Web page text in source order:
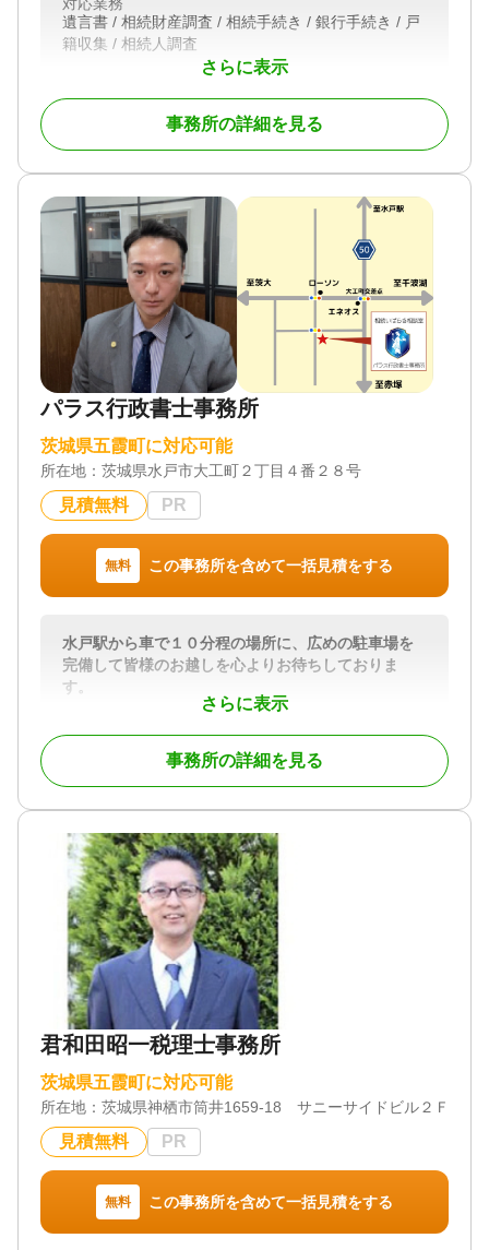
理業務を含む相続手続き全般をワンストップでサポ
ート。
相続税の申告が必要な場合は税理士と、相続人間の
話し合いが難航した場合は弁護士と連携し、お客様
が複数の専門家を探し回る手間も省きます。
まずはお気軽にご相談ください。
対応地域
茨城県全域（相続登記は全国対応）
対応業務
遺言書 / 遺産分割 / 相続財産調査 / 相続登記 / 相続放
棄 / 相続手続き / 銀行手続き / 戸籍収集 / 相続人調査
対応体制
初回相談無料 / 18時以降相談可
さらに表示
遺言書 / 相続財産調査 / 相続手続き / 銀行手続き / 戸
籍収集 / 相続人調査
初回相談無料
事務所の詳細を見る
パラス行政書士事務所
茨城県五霞町に対応可能
所在地： 茨城県水戸市大工町２丁目４番２８号
見積無料 PR
無料 この事務所を含めて一括見積をする
さらに表示
水戸駅から車で１０分程の場所に、広めの駐車場を
完備して皆様のお越しを心よりお待ちしておりま
す。
当事務所は、相続手続専門の行政書士事務所でござ
います。
お客様より年間５０件を超える相続手続のご依頼を
頂き、迅速な対応と、話しやすさ、日々お客様の安
最愛の人を亡くされ、お通夜、葬儀、各種法要とお
忙しいお時間を過ごされたかと思います。身近な人
が亡くなられた後の、手続きについての様々な申請
は、ご遺族様に大きな負担が生じることになりま
す。このご負担を少しでも軽減すべく、お亡くなり
になりました被相続人様の預貯金等の遺産相続につ
いて、諸手続きを一括してお引き受けしております
ので、ご活用いただきますようにご案内申し上げま
す。
水戸市・ひたちなか市はもとより、茨城県内全域に
ださい。
対応地域
茨城県全域
対応業務
遺産分割 / 相続財産調査 / 相続手続き / 銀行手続き /
戸籍収集 / 相続人調査
事務所の詳細を見る
君和田昭一税理士事務所
茨城県五霞町に対応可能
所在地： 茨城県神栖市筒井1659‐18 サニーサイドビル２Ｆ
見積無料 PR
無料 この事務所を含めて一括見積をする